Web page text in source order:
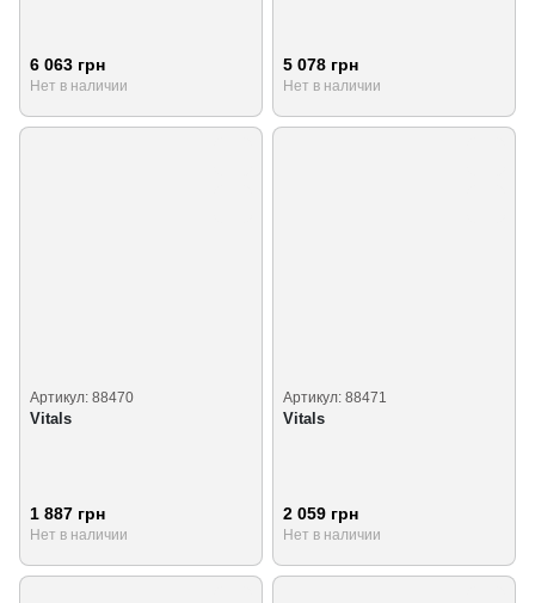
6 063 грн
Нет в наличии
5 078 грн
Нет в наличии
Артикул: 88470
Vitals
1 887 грн
Нет в наличии
Артикул: 88471
Vitals
2 059 грн
Нет в наличии